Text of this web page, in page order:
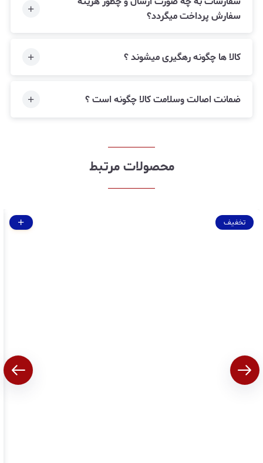
سفارش پرداخت میگردد؟
کالا ها چگونه رهگیری میشوند ؟
ضمانت اصالت وسلامت کالا چگونه است ؟
محصولات مرتبط
تخفیف